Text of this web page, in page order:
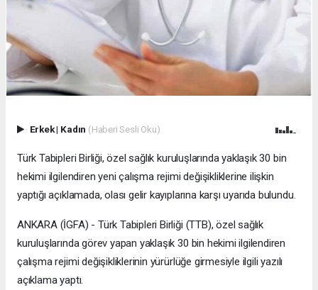
Erkek| Kadın (Haberi Sesli Oku)
Türk Tabipleri Birliği, özel sağlık kuruluşlarında yaklaşık 30 bin
hekimi ilgilendiren yeni çalışma rejimi değişikliklerine ilişkin
yaptığı açıklamada, olası gelir kayıplarına karşı uyarıda bulundu.
ANKARA (İGFA) - Türk Tabipleri Birliği (TTB), özel sağlık
kuruluşlarında görev yapan yaklaşık 30 bin hekimi ilgilendiren
çalışma rejimi değişikliklerinin yürürlüğe girmesiyle ilgili yazılı
açıklama yaptı.